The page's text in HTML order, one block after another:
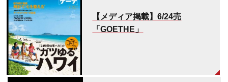
【メディア掲載】‎6/24売
「GOETHE」